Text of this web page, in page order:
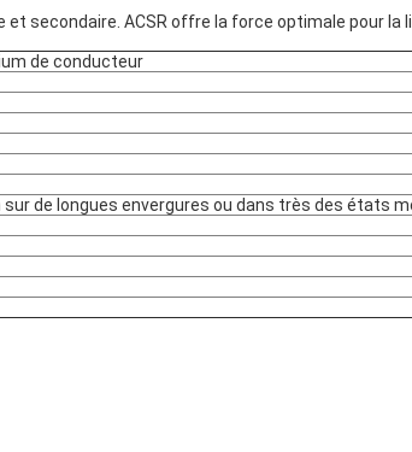
secondaire. ACSR offre la force optimale pour la
de conducteur
de longues envergures ou dans très des états